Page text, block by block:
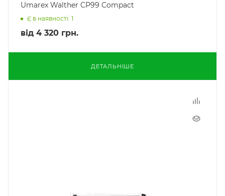
Umarex Walther CP99 Compact
Є в наявності: 1
від 4 320 грн.
ДЕТАЛЬНІШЕ